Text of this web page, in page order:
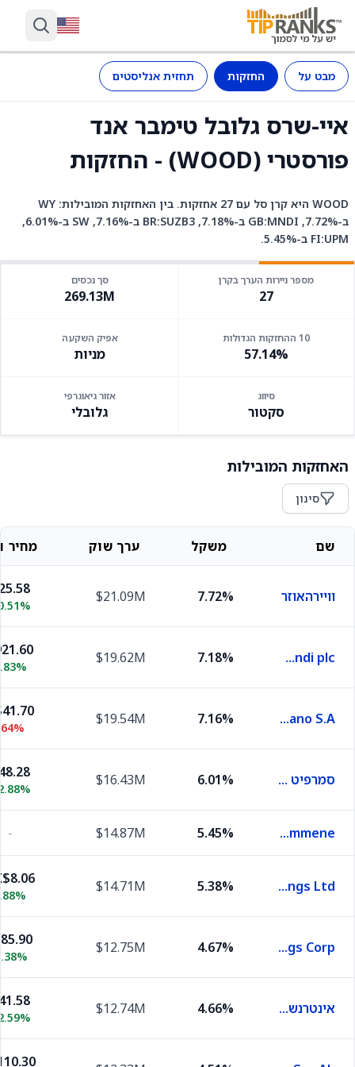
מבט על החזקות תחזית אנליסטים
איי-שרס גלובל טימבר אנד
פורסטרי (WOOD) - החזקות
WOOD היא קרן סל עם 27 אחזקות. בין האחזקות המובילות: WY
ב-7.72%, GB:MNDI ב-7.18%, BR:SUZB3 ב-7.16%, SW ב-6.01%,
FI:UPM ב-5.45%.
מספר ניירות הערך בקרן
27
סך נכסים
269.13M
10 ההחזקות הגדולות
57.14%
אפיק השקעה
מניות
סיווג
סקטור
אזור גיאוגרפי
גלובלי
האחזקות המובילות
סינון
שם משקל ערך שוק מחיר
וויירהאוזר 7.72%
$21.09M
Mondi plc
7.18%
$19.62M
Suzano S.A.
7.16%
$19.54M
סמרפיט ווסטרוק 6.01%
$16.43M
UPM Kymmene
5.45%
$14.87M
-
Nine Dragons Paper Holdings Ltd.
5.38%
$14.71M
Oji Holdings Corp
4.67%
$12.75M
אינטרנשיונל פייפר 4.66%
$12.74M